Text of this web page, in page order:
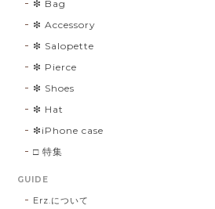
❇︎ Bag
❇︎ Accessory
❇︎ Salopette
❇︎ Pierce
❇︎ Shoes
❇︎ Hat
❇︎iPhone case
□ 特集
GUIDE
Erz.について